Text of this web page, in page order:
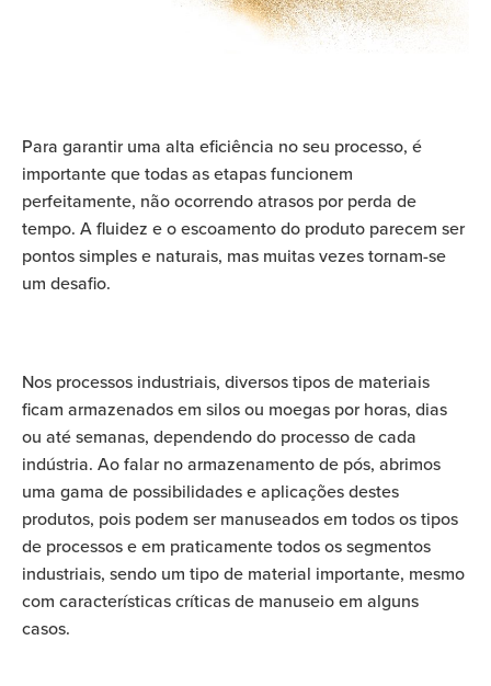
Para garantir uma alta eficiência no seu processo, é
importante que todas as etapas funcionem
perfeitamente, não ocorrendo atrasos por perda de
tempo. A fluidez e o escoamento do produto parecem ser
pontos simples e naturais, mas muitas vezes tornam-se
um desafio.
Nos processos industriais, diversos tipos de materiais
ficam armazenados em silos ou moegas por horas, dias
ou até semanas, dependendo do processo de cada
indústria. Ao falar no armazenamento de pós, abrimos
uma gama de possibilidades e aplicações destes
produtos, pois podem ser manuseados em todos os tipos
de processos e em praticamente todos os segmentos
industriais, sendo um tipo de material importante, mesmo
com características críticas de manuseio em alguns
casos.